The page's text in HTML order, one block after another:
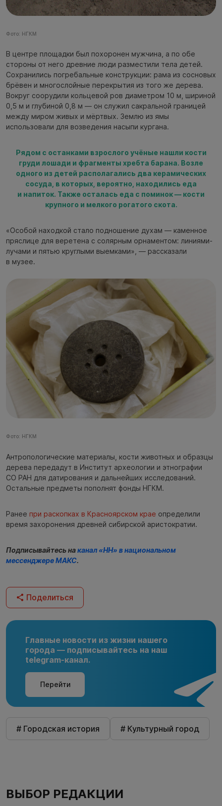
Фото: НГКМ
В центре площадки был похоронен мужчина, а по обе
стороны от него древние люди разместили тела детей.
Сохранились погребальные конструкции: рама из сосновых
брёвен и многослойные перекрытия из того же дерева.
Вокруг соорудили кольцевой ров диаметром 10 м, шириной
0,5 м и глубиной 0,8 м — он служил сакральной границей
между миром живых и мёртвых. Землю из ямы
использовали для возведения насыпи кургана.
Рядом с останками взрослого учёные нашли кости
груди лошади и фрагменты хребта барана. Возле
одного из детей располагались два керамических
сосуда, в которых, вероятно, находились еда
и напиток. Также осталась еда с поминок — кости
крупного и мелкого рогатого скота.
«Особой находкой стало подношение духам — каменное
пряслице для веретена с солярным орнаментом: линиями-
лучами и пятью круглыми выемками», — рассказали
в музее.
Фото: НГКМ
Антропологические материалы, кости животных и образцы
дерева передадут в Институт археологии и этнографии
СО РАН для датирования и дальнейших исследований.
Остальные предметы пополнят фонды НГКМ.
Ранее при раскопках в Красноярском крае определили
время захоронения древней сибирской аристократии.
Подписывайтесь наканал «НН» в национальном
мессенджере МАКС.
Поделиться
Главные новости из жизни нашего
города — подписывайтесь на наш
telegram-канал.
Перейти
# Городская история # Культурный город
ВЫБОР РЕДАКЦИИ